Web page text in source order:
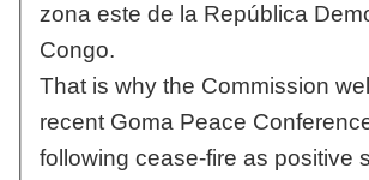
zona este de la República
Congo.
That is why the Commission
recent Goma Peace
following cease-fire as positive